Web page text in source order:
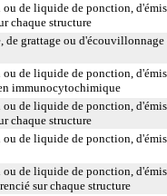
de liquide de ponction,
chaque structure
grattage ou d'écouvillonnage
de liquide de ponction,
immunocytochimique
de liquide de ponction,
chaque structure
de liquide de ponction,
de liquide de ponction,
sur chaque structure